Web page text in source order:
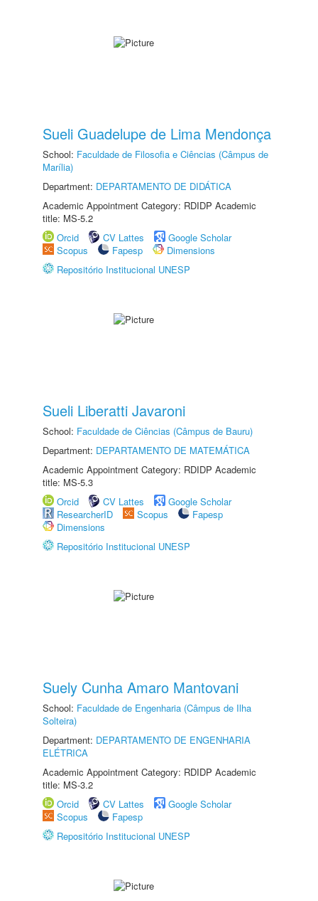
Sueli Guadelupe de Lima Mendonça
School: Faculdade de Filosofia e Ciências (Câmpus de
Marília)
Department: DEPARTAMENTO DE DIDÁTICA
Academic Appointment Category: RDIDP Academic
title: MS-5.2
Orcid
CV Lattes
Google Scholar
Scopus
Fapesp
Dimensions
Repositório Institucional UNESP
Sueli Liberatti Javaroni
School: Faculdade de Ciências (Câmpus de Bauru)
Department: DEPARTAMENTO DE MATEMÁTICA
Academic Appointment Category: RDIDP Academic
title: MS-5.3
Orcid
CV Lattes
Google Scholar
ResearcherID
Scopus
Fapesp
Dimensions
Repositório Institucional UNESP
Suely Cunha Amaro Mantovani
School: Faculdade de Engenharia (Câmpus de Ilha
Solteira)
Department: DEPARTAMENTO DE ENGENHARIA
ELÉTRICA
Academic Appointment Category: RDIDP Academic
title: MS-3.2
Orcid
CV Lattes
Google Scholar
Scopus
Fapesp
Repositório Institucional UNESP